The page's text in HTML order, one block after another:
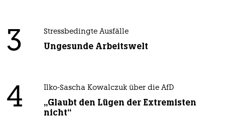
3 Stressbedingte Ausfälle
Ungesunde Arbeitswelt
4 Ilko-Sascha Kowalczuk über die AfD
„Glaubt den Lügen der Extremisten
nicht“